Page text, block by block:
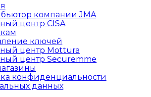
компании JMA
центр CISA
ключей
центр Mottura
центр Securemme
конфиденциальности
данных